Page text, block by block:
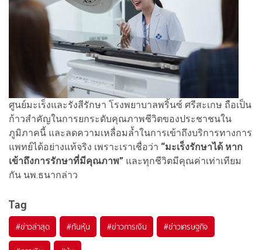
ศูนย์มะเร็งและรังสีรักษา โรงพยาบาลพริ้นซ์ ศรีสะเกษ ถือเป็น
ก้าวสำคัญในการยกระดับคุณภาพชีวิตของประชาชนใน
ภูมิภาคนี้ และลดความเหลื่อมล้ำในการเข้าถึงบริการทางการ
แพทย์ได้อย่างแท้จริง เพราะเราเชื่อว่า “มะเร็งรักษาได้ หาก
เข้าถึงการรักษาที่มีคุณภาพ” และทุกชีวิตมีคุณค่าเท่าเทียม
กัน นพ.ธนากล่าว
Tag
#ข่าวล่าสุด #ทันหุ้น #ข่าวการเงิน #ข่าวเศรษฐกิจ